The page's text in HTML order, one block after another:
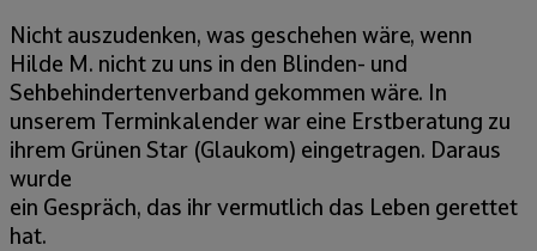
Nicht auszudenken, was geschehen wäre, wenn
Hilde M. nicht zu uns in den Blinden- und
Sehbehindertenverband gekommen wäre. In
unserem Terminkalender war eine Erstberatung zu
ihrem Grünen Star (Glaukom) eingetragen. Daraus
wurde
ein Gespräch, das ihr vermutlich das Leben gerettet
hat.